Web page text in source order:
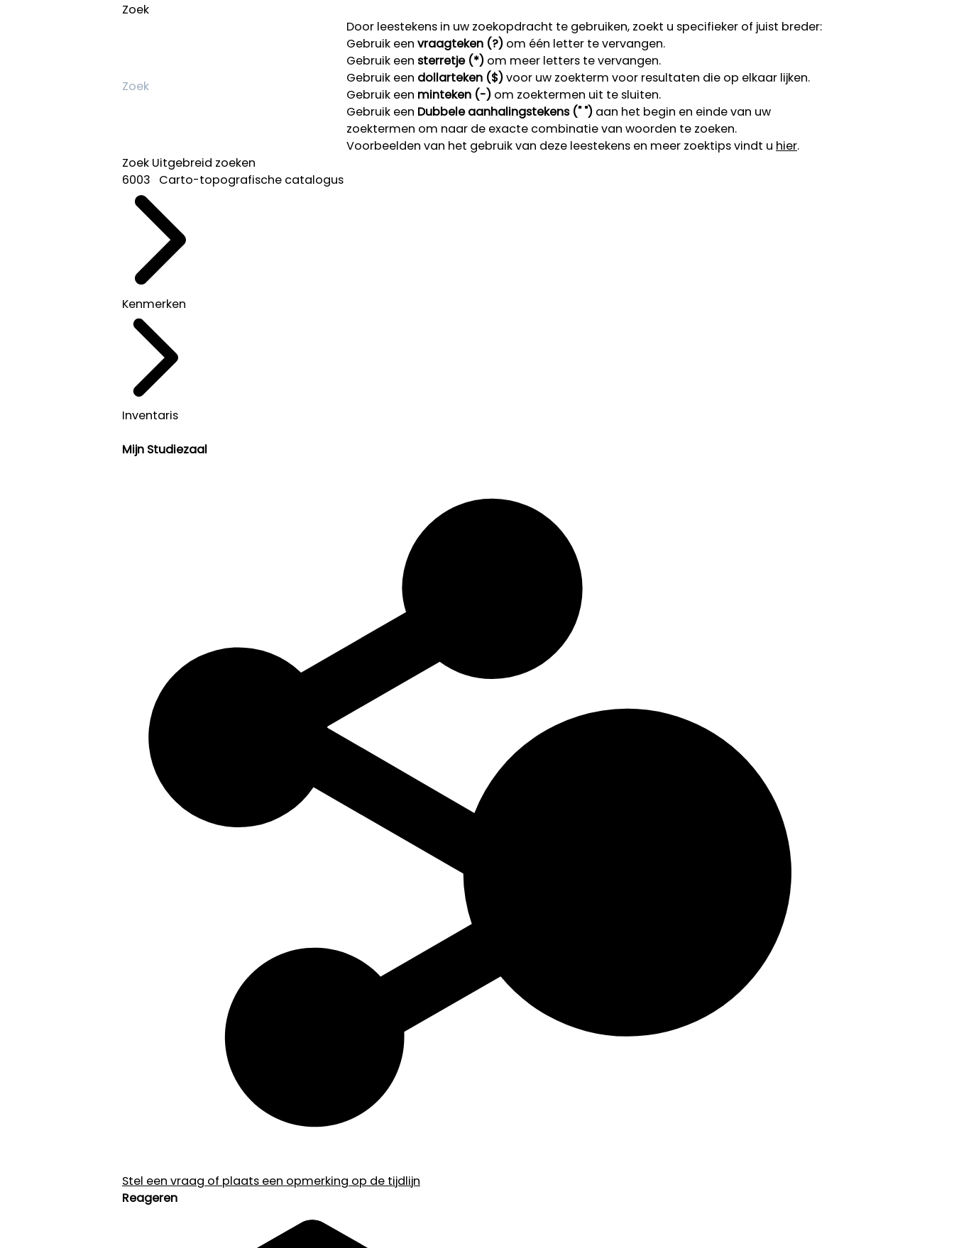
Zoek
Door leestekens in uw zoekopdracht te gebruiken, zoekt u specifieker of juist breder:
Gebruik een vraagteken (?) om één letter te vervangen.
Gebruik een sterretje (*) om meer letters te vervangen.
Gebruik een dollarteken ($)voor uw zoekterm voor resultaten die op elkaar lijken.
Gebruik een minteken (-) om zoektermen uit te sluiten.
Gebruik een Dubbele aanhalingstekens (" ") aan het begin en einde van uw
zoektermen om naar de exacte combinatie van woorden te zoeken.
Voorbeelden van het gebruik van deze leestekens en meer zoektips vindt u hier.
Zoek Uitgebreid zoeken
6003 Carto-topografische catalogus
Kenmerken
Inventaris
Mijn Studiezaal
Stel een vraag of plaats een opmerking op de tijdlijn
Reageren